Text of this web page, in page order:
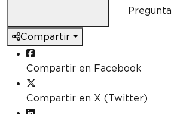
Compartir
Compartir en Facebook
Compartir en X (Twitter)